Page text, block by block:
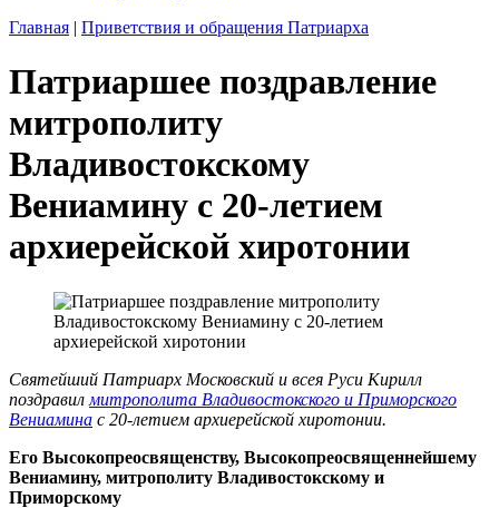
Главная | Приветствия и обращения Патриарха
Патриаршее поздравление
митрополиту
Владивостокскому
Вениамину с 20-летием
архиерейской хиротонии
Святейший Патриарх Московский и всея Руси Кирилл
поздравил митрополита Владивостокского и Приморского
Вениамина с 20-летием архиерейской хиротонии.
Его Высокопреосвященству, Высокопреосвященнейшему
Вениамину, митрополиту Владивостокскому и
Приморскому